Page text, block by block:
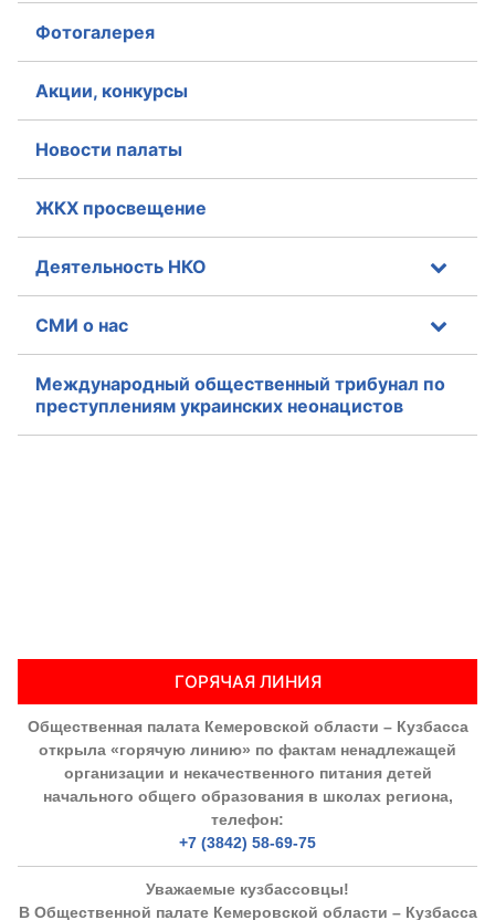
Фотогалерея
Акции, конкурсы
Новости палаты
ЖКХ просвещение
Деятельность НКО
СМИ о нас
Международный общественный трибунал по
преступлениям украинских неонацистов
ГОРЯЧАЯ ЛИНИЯ
Общественная палата Кемеровской области – Кузбасса
открыла «горячую линию» по фактам ненадлежащей
организации и некачественного питания детей
начального общего образования в школах региона,
телефон:
+7 (3842) 58-69-75
Уважаемые кузбассовцы!
В Общественной палате Кемеровской области – Кузбасса